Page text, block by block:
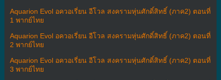
Aquarion Evol อควอเรี่ยน อีโวล สงครามหุ่นศักดิ์สิทธิ์ (ภาค2) ตอนที่
1 พากย์ไทย
Aquarion Evol อควอเรี่ยน อีโวล สงครามหุ่นศักดิ์สิทธิ์ (ภาค2) ตอนที่
2 พากย์ไทย
Aquarion Evol อควอเรี่ยน อีโวล สงครามหุ่นศักดิ์สิทธิ์ (ภาค2) ตอนที่
3 พากย์ไทย